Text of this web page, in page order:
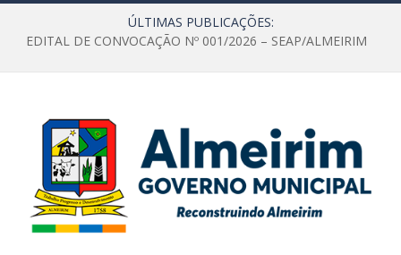
ÚLTIMAS PUBLICAÇÕES:
EDITAL DE CONVOCAÇÃO Nº 001/2026 – SEAP/ALMEIRIM